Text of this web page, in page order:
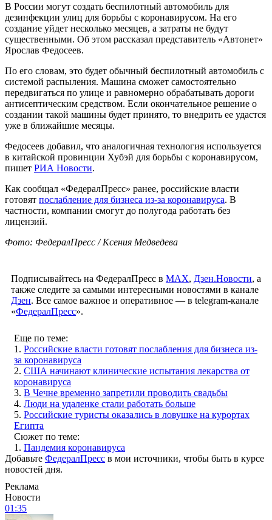
В России могут создать беспилотный автомобиль для
дезинфекции улиц для борьбы с коронавирусом. На его
создание уйдет несколько месяцев, а затраты не будут
существенными. Об этом рассказал представитель «Автонет»
Ярослав Федосеев.
По его словам, это будет обычный беспилотный автомобиль с
системой распыления. Машина сможет самостоятельно
передвигаться по улице и равномерно обрабатывать дороги
антисептическим средством. Если окончательное решение о
создании такой машины будет принято, то внедрить ее удастся
уже в ближайшие месяцы.
Федосеев добавил, что аналогичная технология используется
в китайской провинции Хубэй для борьбы с коронавирусом,
пишет РИА Новости.
Как сообщал «ФедералПресс» ранее, российские власти
готовят послабление для бизнеса из-за коронавируса. В
частности, компании смогут до полугода работать без
лицензий.
Фото: ФедералПресс / Ксения Медведева
Подписывайтесь на ФедералПресс в МАХ, Дзен.Новости, а
также следите за самыми интересными новостями в канале
Дзен. Все самое важное и оперативное — в telegram-канале
«ФедералПресс».
Еще по теме:
1. Российские власти готовят послабления для бизнеса из-
за коронавируса
2. США начинают клинические испытания лекарства от
коронавируса
3. В Чечне временно запретили проводить свадьбы
4. Люди на удаленке стали работать больше
5. Российские туристы оказались в ловушке на курортах
Египта
Сюжет по теме:
1. Пандемия коронавируса
Добавьте ФедералПресс в мои источники, чтобы быть в курсе
новостей дня.
Реклама
Новости
01:35